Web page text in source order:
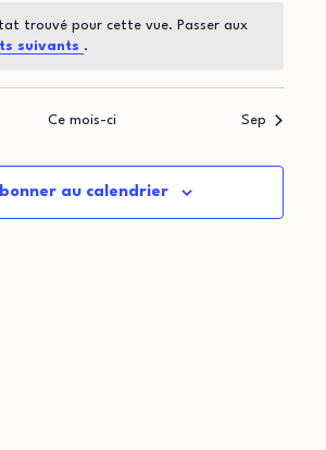
on
d
e
u
trouvé pour cette vue. Passer aux
suivants .
Ce mois-ci Sep
au calendrier